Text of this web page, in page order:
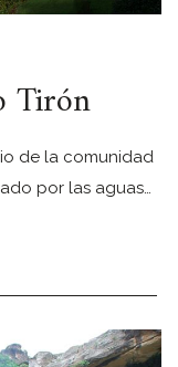
Tirón
de la comunidad
por las aguas…